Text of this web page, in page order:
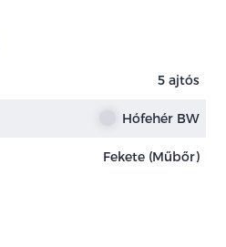
5 ajtós
Hófehér BW
Fekete (Műbőr)